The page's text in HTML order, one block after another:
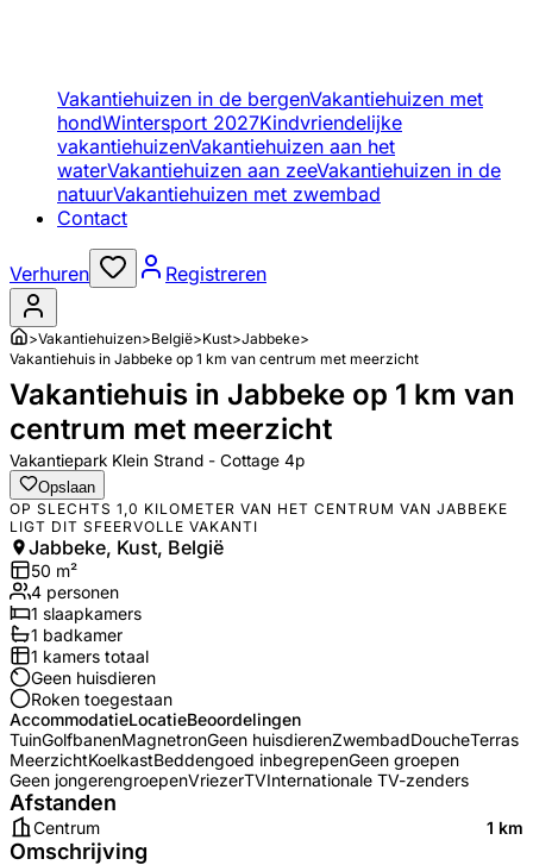
Vakantiehuizen in de bergenVakantiehuizen met
hondWintersport 2027Kindvriendelijke
vakantiehuizenVakantiehuizen aan het
waterVakantiehuizen aan zeeVakantiehuizen in de
natuurVakantiehuizen met zwembad
Contact
Verhuren Registreren
>Vakantiehuizen>België>Kust>Jabbeke>
Vakantiehuis in Jabbeke op 1 km van centrum met meerzicht
Vakantiehuis in Jabbeke op 1 km van
centrum met meerzicht
Vakantiepark Klein Strand - Cottage 4p
Opslaan
OP SLECHTS 1,0 KILOMETER VAN HET CENTRUM VAN JABBEKE
LIGT DIT SFEERVOLLE VAKANTI
Jabbeke, Kust, België
50 m²
4 personen
1 slaapkamers
1 badkamer
1 kamers totaal
Geen huisdieren
Roken toegestaan
AccommodatieLocatieBeoordelingen
TuinGolfbanenMagnetronGeen huisdierenZwembadDoucheTerras
MeerzichtKoelkastBeddengoed inbegrepenGeen groepen
Geen jongerengroepenVriezerTVInternationale TV-zenders
Afstanden
Centrum 1 km
Omschrijving